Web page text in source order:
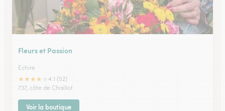
Fleurs et Passion
Echire
★★★★
4.1 (52)
737, côte de Chaillot
Voir la boutique